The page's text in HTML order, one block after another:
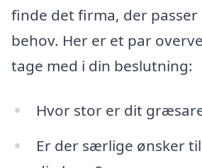
finde det firma, der
behov. Her er et par
tage med i din beslutning:
Hvor stor er dit
Er der særlige ønsker